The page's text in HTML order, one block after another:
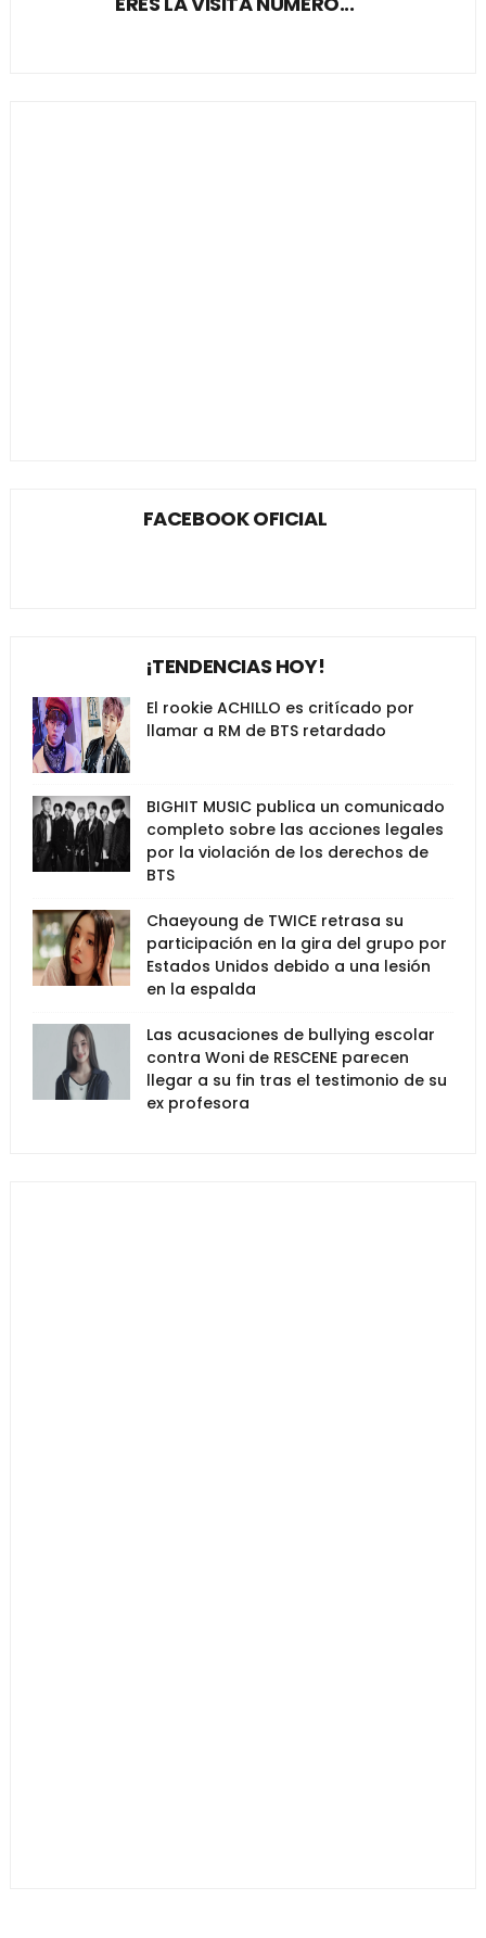
FACEBOOK OFICIAL
¡TENDENCIAS HOY!
El rookie ACHILLO es critícado por
llamar a RM de BTS retardado
BIGHIT MUSIC publica un comunicado
completo sobre las acciones legales
por la violación de los derechos de
BTS
Chaeyoung de TWICE retrasa su
participación en la gira del grupo por
Estados Unidos debido a una lesión
en la espalda
Las acusaciones de bullying escolar
contra Woni de RESCENE parecen
llegar a su fin tras el testimonio de su
ex profesora